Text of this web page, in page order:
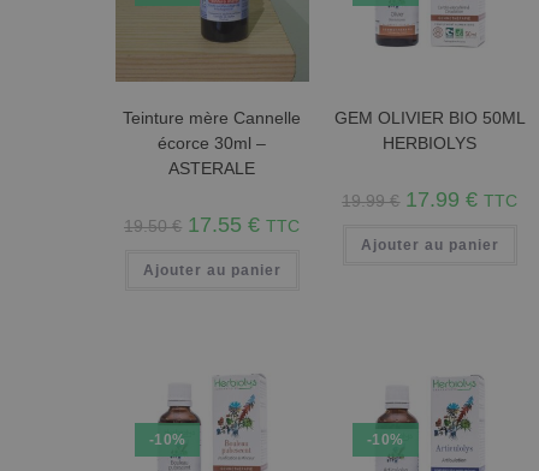
Teinture mère Cannelle
écorce 30ml –
ASTERALE
19.50€ 17.55€ TTC
Ajouter au panier
GEM OLIVIER BIO 50ML
HERBIOLYS
19.99€ 17.99€ TTC
Ajouter au panier
-10% -10%